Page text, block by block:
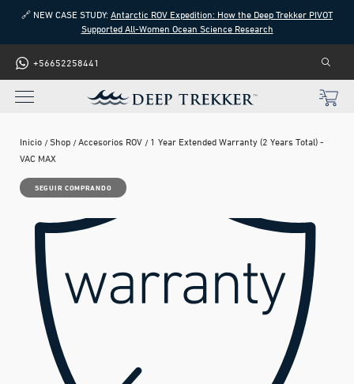
🔗 NEW CASE STUDY: Antarctic ROV Expedition: How the Deep Trekker PIVOT
Supported All-Women Ocean Science Research
+56652258441
Inicio Shop Accesorios ROV
1 Year Extended Warranty (2 Years Total) -
VAC MAX
SEGUIR COMPRANDO